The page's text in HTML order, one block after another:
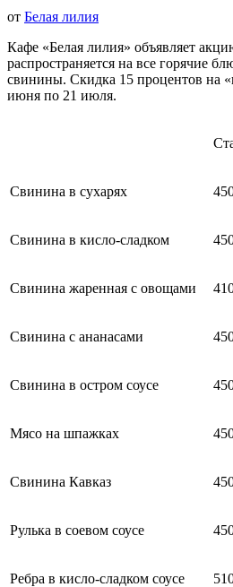
от Белая лилия
Кафе «Белая лилия» объявляет
распространяется на все горячие
свинины. Скидка 15 процентов на
июня по 21 июля.
Свинина в сухарях
Свинина в кисло-сладком
Свинина жаренная с овощами
Свинина с ананасами
Свинина в остром соусе
Мясо на шпажках
Свинина Кавказ
Рулька в соевом соусе
Ребра в кисло-сладком соусе